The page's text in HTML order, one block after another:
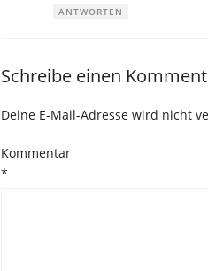
ANTWORTEN
Schreibe einen
Deine E-Mail-Adresse wird nicht
Kommentar
*